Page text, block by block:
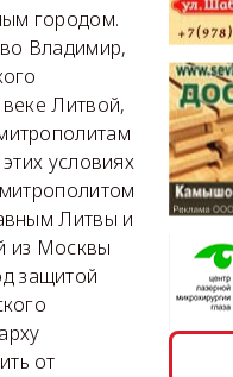
городом.
Владимир,
Литвой,
условиях
Литвы и
из Москвы
защитой
от